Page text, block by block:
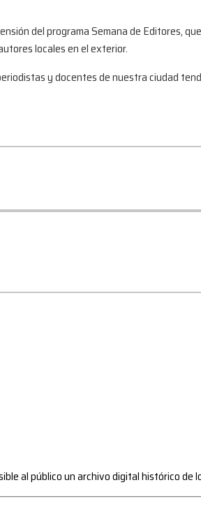
del programa Semana de Editores,
locales en el exterior.
y docentes de nuestra ciudad
al público un archivo digital histórico